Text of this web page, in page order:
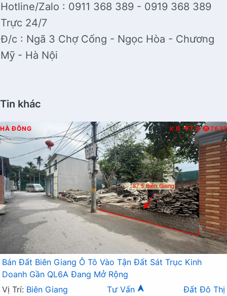
Hotline/Zalo : 0911 368 389 - 0919 368 389
Trực 24/7
Đ/c : Ngã 3 Chợ Cống - Ngọc Hòa - Chương
Mỹ - Hà Nội
Tin khác
HÀ ĐÔNG K.D T.B 7632
Bán Đất Biên Giang Ô Tô Vào Tận Đất Sát Trục Kinh
Doanh Gần QL6A Đang Mở Rộng
Vị Trí: Biên Giang Tư Vấn
Đất Đô Thị